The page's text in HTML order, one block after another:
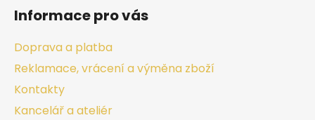
Informace pro vás
Doprava a platba
Reklamace, vrácení a výměna zboží
Kontakty
Kancelář a ateliér